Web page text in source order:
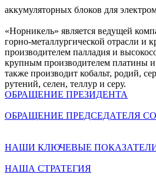
аккумуляторных блоков для
«Норникель» является ведущей
горно-металлургической отрасли
производителем палладия и
крупным производителем платины
также производит кобальт, родий,
рутений, селен, теллур и серу.
ОБРАЩЕНИЕ ПРЕЗИДЕНТА
ОБРАЩЕНИЕ ПРЕДСЕДАТЕЛЯ
НАШИ КЛЮЧЕВЫЕ
НАША СТРАТЕГИЯ